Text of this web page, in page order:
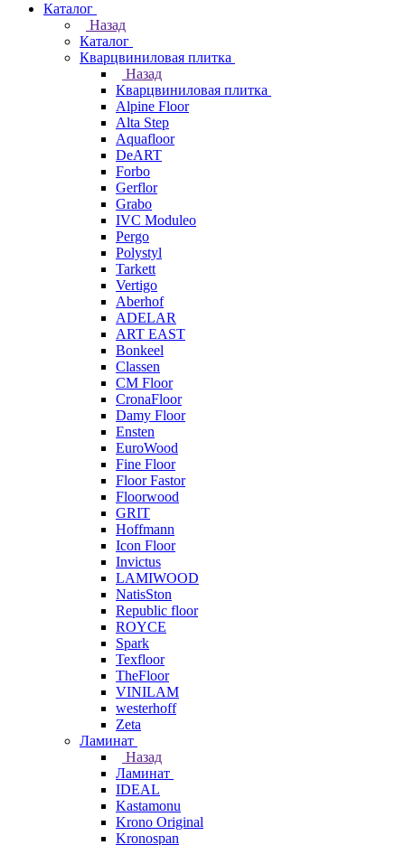
Каталог
Назад
Каталог
Кварцвиниловая плитка
Назад
Кварцвиниловая плитка
Alpine Floor
Alta Step
Aquafloor
DeART
Forbo
Gerflor
Grabo
IVC Moduleo
Pergo
Polystyl
Tarkett
Vertigo
Aberhof
ADELAR
ART EAST
Bonkeel
Classen
CM Floor
CronaFloor
Damy Floor
Ensten
EuroWood
Fine Floor
Floor Fastor
Floorwood
GRIT
Hoffmann
Icon Floor
Invictus
LAMIWOOD
NatisSton
Republic floor
ROYCE
Spark
Texfloor
TheFloor
VINILAM
westerhoff
Zeta
Ламинат
Назад
Ламинат
IDEAL
Kastamonu
Krono Original
Kronospan